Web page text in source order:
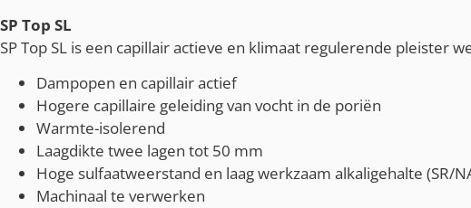
SP Top SL
SP Top SL is een capillair actieve en klimaat regulerende pleister
Dampopen en capillair actief
Hogere capillaire geleiding van vocht in de poriën
Warmte-isolerend
Laagdikte twee lagen tot 50 mm
Hoge sulfaatweerstand en laag werkzaam alkaligehalte (SR/
Machinaal te verwerken